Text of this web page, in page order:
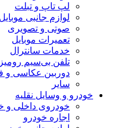
لپ تاپ و تبلت
لوازم جانبی موبایل
صوتی و تصویری
تعمیرات موبایل
خدمات سانترال
تلفن بی‌سیم رومیزی
دوربین عکاسی و
سایر
خودرو و وسایل نقلیه
خودروی داخلی و
اجاره خودرو